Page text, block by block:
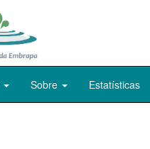
Sobre Estatísticas